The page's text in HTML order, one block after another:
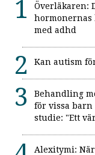
Överläkaren:
hormonernas
med adhd
Kan autism
Behandling
för vissa barn
studie: "Ett
Alexitymi: